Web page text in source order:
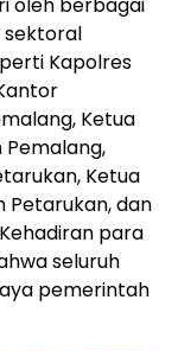
oleh berbagai
sektoral
Kapolres
Ketua
Pemalang,
Ketua
Petarukan, dan
para
seluruh
pemerintah